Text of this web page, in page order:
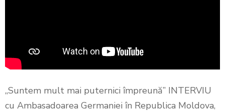
„Suntem mult mai puternici împreună” INTERVIU
cu Ambasadoarea Germaniei în Republica Moldova,